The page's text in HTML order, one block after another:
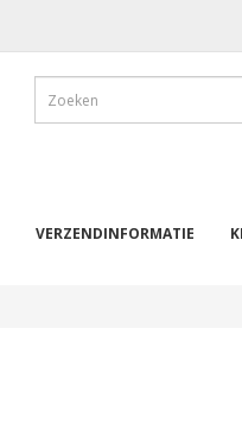
VERZENDINFORMATIE